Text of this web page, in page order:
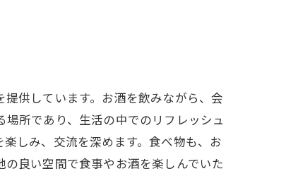
供しています。お酒を飲みながら、会
所であり、生活の中でのリフレッシュ
しみ、交流を深めます。食べ物も、お
良い空間で食事やお酒を楽しんでいた